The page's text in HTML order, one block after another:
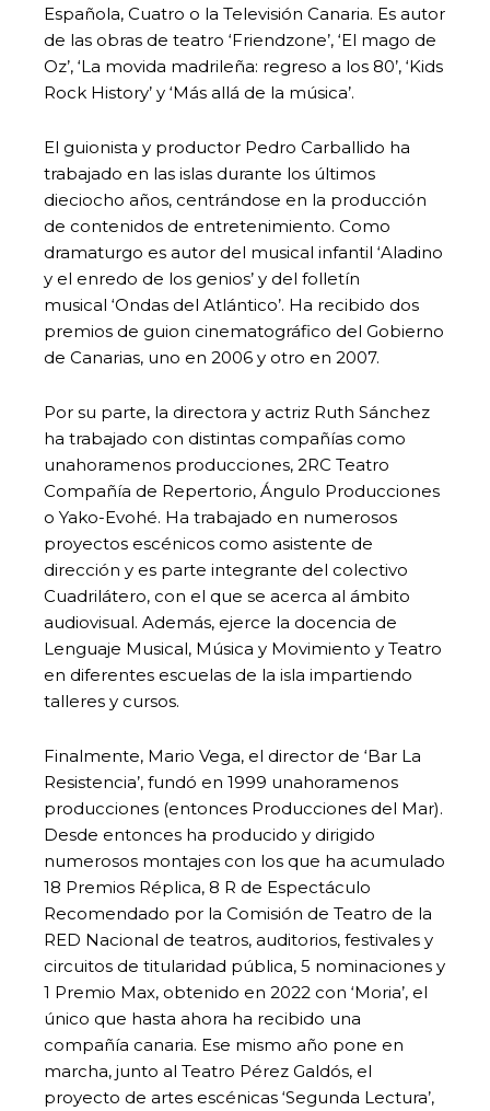
Española, Cuatro o la Televisión Canaria. Es autor
de las obras de teatro ‘Friendzone’, ‘El mago de
Oz’, ‘La movida madrileña: regreso a los 80’, ‘Kids
Rock History’ y ‘Más allá de la música’.
El guionista y productor Pedro Carballido ha
trabajado en las islas durante los últimos
dieciocho años, centrándose en la producción
de contenidos de entretenimiento. Como
dramaturgo es autor del musical infantil ‘Aladino
y el enredo de los genios’ y del folletín
musical ‘Ondas del Atlántico’. Ha recibido dos
premios de guion cinematográfico del Gobierno
de Canarias, uno en 2006 y otro en 2007.
Por su parte, la directora y actriz Ruth Sánchez
ha trabajado con distintas compañías como
unahoramenos producciones, 2RC Teatro
Compañía de Repertorio, Ángulo Producciones
o Yako-Evohé. Ha trabajado en numerosos
proyectos escénicos como asistente de
dirección y es parte integrante del colectivo
Cuadrilátero, con el que se acerca al ámbito
audiovisual. Además, ejerce la docencia de
Lenguaje Musical, Música y Movimiento y Teatro
en diferentes escuelas de la isla impartiendo
talleres y cursos.
Finalmente, Mario Vega, el director de ‘Bar La
Resistencia’, fundó en 1999 unahoramenos
producciones (entonces Producciones del Mar).
Desde entonces ha producido y dirigido
numerosos montajes con los que ha acumulado
18 Premios Réplica, 8 R de Espectáculo
Recomendado por la Comisión de Teatro de la
RED Nacional de teatros, auditorios, festivales y
circuitos de titularidad pública, 5 nominaciones y
1 Premio Max, obtenido en 2022 con ‘Moria’, el
único que hasta ahora ha recibido una
compañía canaria. Ese mismo año pone en
marcha, junto al Teatro Pérez Galdós, el
proyecto de artes escénicas ‘Segunda Lectura’,